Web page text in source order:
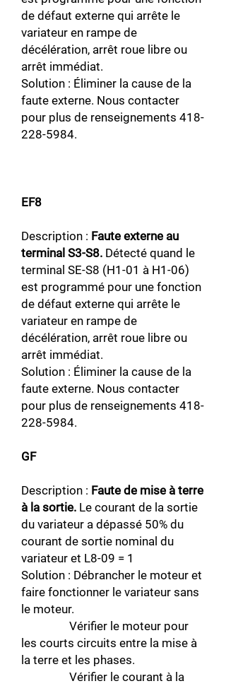
de défaut externe qui arrête le
variateur en rampe de
décélération, arrêt roue libre ou
arrêt immédiat.
Solution : Éliminer la cause de la
faute externe. Nous contacter
pour plus de renseignements 418-
228-5984.
EF8
Description : Faute externe au
terminal S3-S8. Détecté quand le
terminal SE-S8 (H1-01 à H1-06)
est programmé pour une fonction
de défaut externe qui arrête le
variateur en rampe de
décélération, arrêt roue libre ou
arrêt immédiat.
Solution : Éliminer la cause de la
faute externe. Nous contacter
pour plus de renseignements 418-
228-5984.
GF
Description : Faute de mise à terre
à la sortie. Le courant de la sortie
du variateur a dépassé 50% du
courant de sortie nominal du
variateur et L8-09 = 1
Solution : Débrancher le moteur et
faire fonctionner le variateur sans
le moteur.
Vérifier le moteur pour
les courts circuits entre la mise à
la terre et les phases.
Vérifier le courant à la